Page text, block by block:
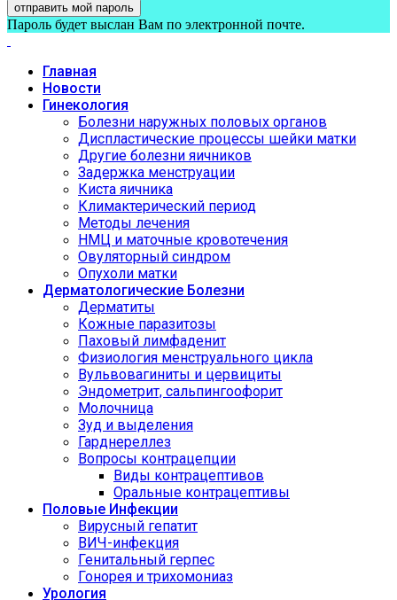
Пароль будет выслан Вам по электронной почте.
Главная
Новости
Гинекология
Болезни наружных половых органов
Диспластические процессы шейки матки
Другие болезни яичников
Задержка менструации
Киста яичника
Климактерический период
Методы лечения
НМЦ и маточные кровотечения
Овуляторный синдром
Опухоли матки
Дерматологические Болезни
Дерматиты
Кожные паразитозы
Паховый лимфаденит
Физиология менструального цикла
Вульвовагиниты и цервициты
Эндометрит, сальпингоофорит
Молочница
Зуд и выделения
Гарднереллез
Вопросы контрацепции
Виды контрацептивов
Оральные контрацептивы
Половые Инфекции
Вирусный гепатит
ВИЧ-инфекция
Генитальный герпес
Гонорея и трихомониаз
Урология